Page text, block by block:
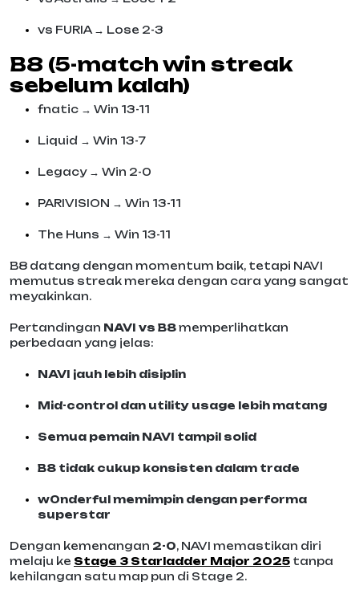
vs FURIA → Lose 2-3
B8 (5-match win streak
sebelum kalah)
fnatic → Win 13-11
Liquid → Win 13-7
Legacy → Win 2-0
PARIVISION → Win 13-11
The Huns → Win 13-11
B8 datang dengan momentum baik, tetapi NAVI
memutus streak mereka dengan cara yang sangat
meyakinkan.
Pertandingan NAVI vs B8memperlihatkan
perbedaan yang jelas:
NAVI jauh lebih disiplin
Mid-control dan utility usage lebih matang
Semua pemain NAVI tampil solid
B8 tidak cukup konsisten dalam trade
w0nderful memimpin dengan performa
superstar
Dengan kemenangan 2-0, NAVI memastikan diri
melaju ke Stage 3 Starladder Major 2025 tanpa
kehilangan satu map pun di Stage 2.